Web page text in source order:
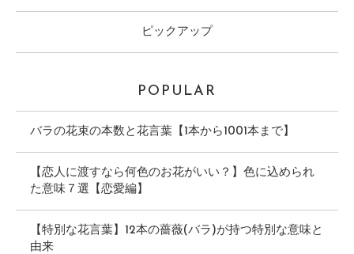
ピックアップ
POPULAR
バラの花束の本数と花言葉【1本から1001本まで】
【恋人に渡すなら何色のお花がいい？】色に込められ
た意味７選【恋愛編】
【特別な花言葉】12本の薔薇(バラ)が持つ特別な意味と
由来